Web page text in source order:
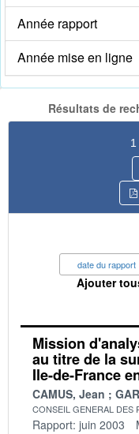
Année rapport
Année mise en ligne
Résultats de
date du rapport
Ajouter
Mission
au titre de la
Ile-de-France
CAMUS, Jean
CONSEIL GENERAL DES
Rapport: juin 2003